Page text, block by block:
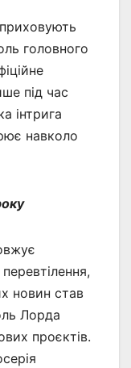
головного
під час
інтрига
навколо
новин став
Лорда
проєктів.